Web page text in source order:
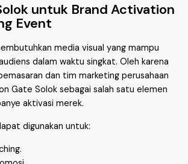
untuk Brand Activation
Event
media visual yang mampu
dalam waktu singkat. Oleh karena
dan tim marketing perusahaan
Gate Solok sebagai salah satu elemen
aktivasi merek.
digunakan untuk: